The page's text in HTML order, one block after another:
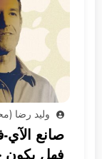
وليد رضا
صانع
فهل يكون